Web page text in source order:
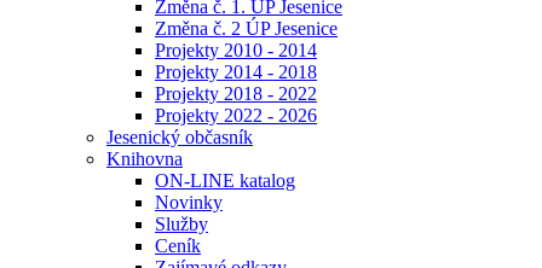
Změna č. 1. ÚP Jesenice
Změna č. 2 ÚP Jesenice
Projekty 2010 - 2014
Projekty 2014 - 2018
Projekty 2018 - 2022
Projekty 2022 - 2026
Jesenický občasník
Knihovna
ON-LINE katalog
Novinky
Služby
Ceník